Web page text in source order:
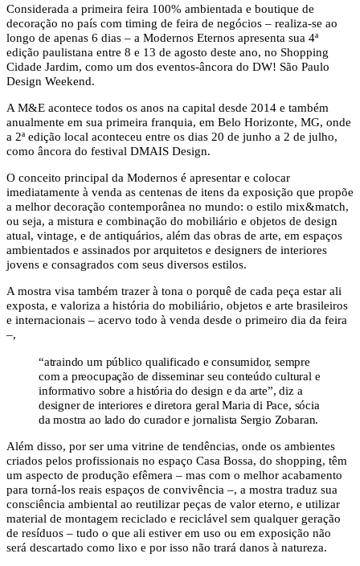
Considerada a primeira feira 100% ambientada e boutique de
decoração no país com timing de feira de negócios – realiza-se ao
longo de apenas 6 dias – a Modernos Eternos apresenta sua 4ª
edição paulistana entre 8 e 13 de agosto deste ano, no Shopping
Cidade Jardim, como um dos eventos-âncora do DW! São Paulo
Design Weekend.
A M&E acontece todos os anos na capital desde 2014 e também
anualmente em sua primeira franquia, em Belo Horizonte, MG, onde
a 2ª edição local aconteceu entre os dias 20 de junho a 2 de julho,
como âncora do festival DMAIS Design.
O conceito principal da Modernos é apresentar e colocar
imediatamente à venda as centenas de itens da exposição que propõe
a melhor decoração contemporânea no mundo: o estilo mix&match,
ou seja, a mistura e combinação do mobiliário e objetos de design
atual, vintage, e de antiquários, além das obras de arte, em espaços
ambientados e assinados por arquitetos e designers de interiores
jovens e consagrados com seus diversos estilos.
A mostra visa também trazer à tona o porquê de cada peça estar ali
exposta, e valoriza a história do mobiliário, objetos e arte brasileiros
e internacionais – acervo todo à venda desde o primeiro dia da feira
–,
“atraindo um público qualificado e consumidor, sempre
com a preocupação de disseminar seu conteúdo cultural e
informativo sobre a história do design e da arte”, diz a
designer de interiores e diretora geral Maria di Pace, sócia
da mostra ao lado do curador e jornalista Sergio Zobaran.
Além disso, por ser uma vitrine de tendências, onde os ambientes
criados pelos profissionais no espaço Casa Bossa, do shopping, têm
um aspecto de produção efêmera – mas com o melhor acabamento
para torná-los reais espaços de convivência –, a mostra traduz sua
consciência ambiental ao reutilizar peças de valor eterno, e utilizar
material de montagem reciclado e reciclável sem qualquer geração
de resíduos – tudo o que ali estiver em uso ou em exposição não
será descartado como lixo e por isso não trará danos à natureza.